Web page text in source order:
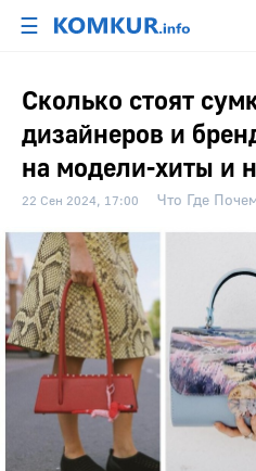
☰
Сколько стоят
дизайнеров и
на модели-хиты и
22 Сен 2024, 17:00 Что Где